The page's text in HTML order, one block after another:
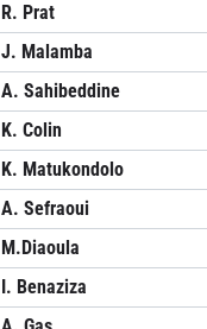
R. Prat
J. Malamba
A. Sahibeddine
K. Colin
K. Matukondolo
A. Sefraoui
M.Diaoula
I. Benaziza